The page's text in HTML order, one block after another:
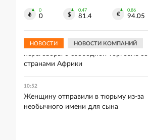
0
0
0.47
81.4
0.86
94.05
НОВОСТИ НОВОСТИ КОМПАНИЙ
свежих грибов при покупке
Оверчук: ЕАЭС намерен вести
переговоры о свободной торговле со
странами Африки
10:52
Женщину отправили в тюрьму из-за
необычного имени для сына